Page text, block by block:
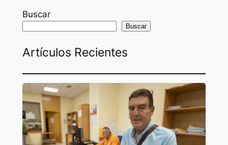
Buscar
Buscar
Artículos Recientes